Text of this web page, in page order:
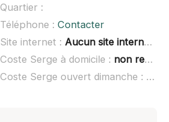
Quartier :
Téléphone : Contacter
Site internet : Aucun site internet connu
Coste Serge à domicile : non renseigné
Coste Serge ouvert dimanche :
non